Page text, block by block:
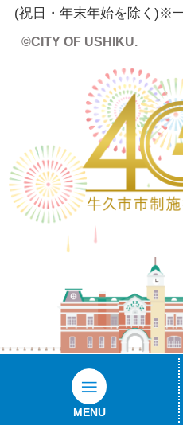
MENU
(祝日・年末年始を除く)※
©CITY OF USHIKU.